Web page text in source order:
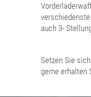
auch 3-
Setzen Sie
gerne erhalten